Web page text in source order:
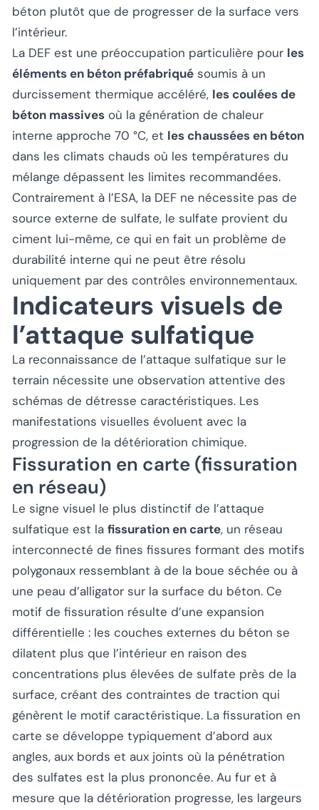
béton plutôt que de progresser de la surface vers
l’intérieur.
La DEF est une préoccupation particulière pour les
éléments en béton préfabriqué soumis à un
durcissement thermique accéléré, les coulées de
béton massives où la génération de chaleur
interne approche 70 °C, et les chaussées en béton
dans les climats chauds où les températures du
mélange dépassent les limites recommandées.
Contrairement à l’ESA, la DEF ne nécessite pas de
source externe de sulfate, le sulfate provient du
ciment lui-même, ce qui en fait un problème de
durabilité interne qui ne peut être résolu
uniquement par des contrôles environnementaux.
Indicateurs visuels de
l’attaque sulfatique
La reconnaissance de l’attaque sulfatique sur le
terrain nécessite une observation attentive des
schémas de détresse caractéristiques. Les
manifestations visuelles évoluent avec la
progression de la détérioration chimique.
Fissuration en carte (fissuration
en réseau)
Le signe visuel le plus distinctif de l’attaque
sulfatique est la fissuration en carte, un réseau
interconnecté de fines fissures formant des motifs
polygonaux ressemblant à de la boue séchée ou à
une peau d’alligator sur la surface du béton. Ce
motif de fissuration résulte d’une expansion
différentielle : les couches externes du béton se
dilatent plus que l’intérieur en raison des
concentrations plus élevées de sulfate près de la
surface, créant des contraintes de traction qui
génèrent le motif caractéristique. La fissuration en
carte se développe typiquement d’abord aux
angles, aux bords et aux joints où la pénétration
des sulfates est la plus prononcée. Au fur et à
mesure que la détérioration progresse, les largeurs